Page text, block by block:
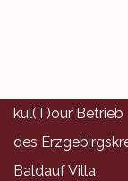
kul(T)our Betrieb
des
Baldauf Villa